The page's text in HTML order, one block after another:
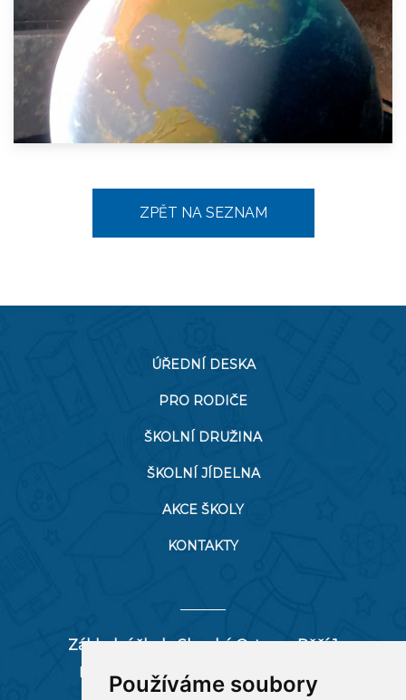
Používáme soubory
ZPĚT NA SEZNAM
ÚŘEDNÍ DESKA
PRO RODIČE
ŠKOLNÍ DRUŽINA
ŠKOLNÍ JÍDELNA
AKCE ŠKOLY
KONTAKTY
Základní škola Slezská Ostrava, Pěší 1
Pěší 66/1, 712 00 Ostrava-Muglinov